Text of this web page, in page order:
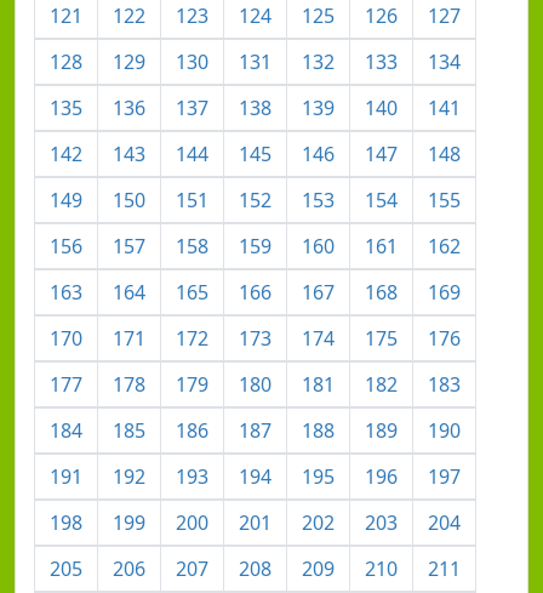
121
122 123 124 125 126
127
128
129 130 131 132 133
134
135
136 137 138 139 140
141
142
143 144 145 146 147
148
149
150 151 152 153 154
155
156
157 158 159 160 161
162
163
164 165 166 167 168
169
170
171 172 173 174 175
176
177
178 179 180 181 182
183
184
185 186 187 188 189
190
191
192 193 194 195 196
197
198
199 200 201 202 203
204
205
206 207 208 209 210
211